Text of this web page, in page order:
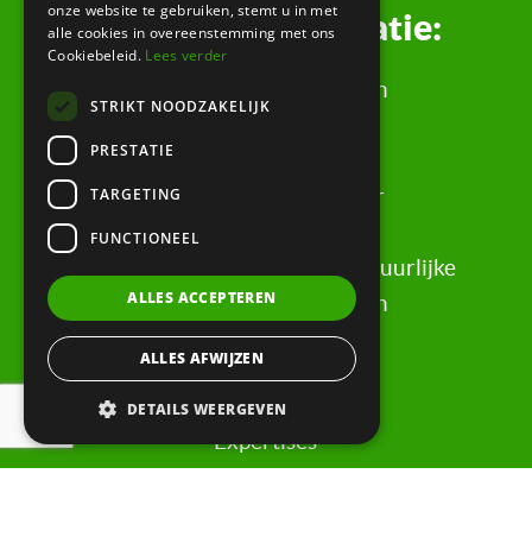
Juridische informatie:
Algemene Voorwaarden
Rechtsgebiedenregister
Evaluatieformulier
Rechten & informatie voor natuurlijke
personen, wederpartijen
Snel naar:
Expertises
Nieuws & Kennis
onze website te gebruiken, stemt u in met
alle cookies in overeenstemming met ons
Cookiebeleid. Lees verder
STRIKT NOODZAKELIJK
PRESTATIE
TARGETING
FUNCTIONEEL
ALLES ACCEPTEREN
ALLES AFWIJZEN
DETAILS WEERGEVEN